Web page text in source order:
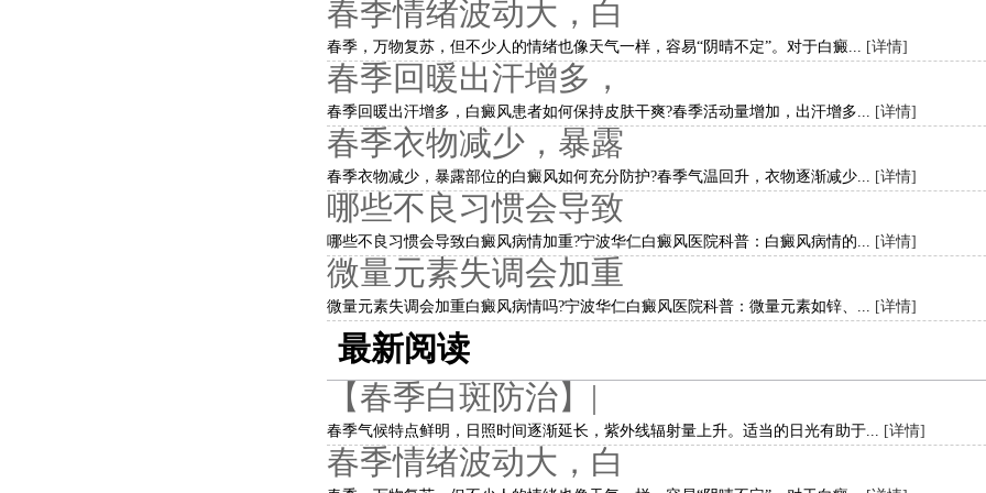
春季情绪波动大，白
春季，万物复苏，但不少人的情绪也像天气一样，容易“阴晴不定”。对于白癜... [详情]
春季回暖出汗增多，
春季回暖出汗增多，白癜风患者如何保持皮肤干爽?春季活动量增加，出汗增多... [详情]
春季衣物减少，暴露
春季衣物减少，暴露部位的白癜风如何充分防护?春季气温回升，衣物逐渐减少... [详情]
哪些不良习惯会导致
哪些不良习惯会导致白癜风病情加重?宁波华仁白癜风医院科普：白癜风病情的... [详情]
微量元素失调会加重
微量元素失调会加重白癜风病情吗?宁波华仁白癜风医院科普：微量元素如锌、... [详情]
最新阅读
【春季白斑防治】|
春季气候特点鲜明，日照时间逐渐延长，紫外线辐射量上升。适当的日光有助于... [详情]
春季情绪波动大，白